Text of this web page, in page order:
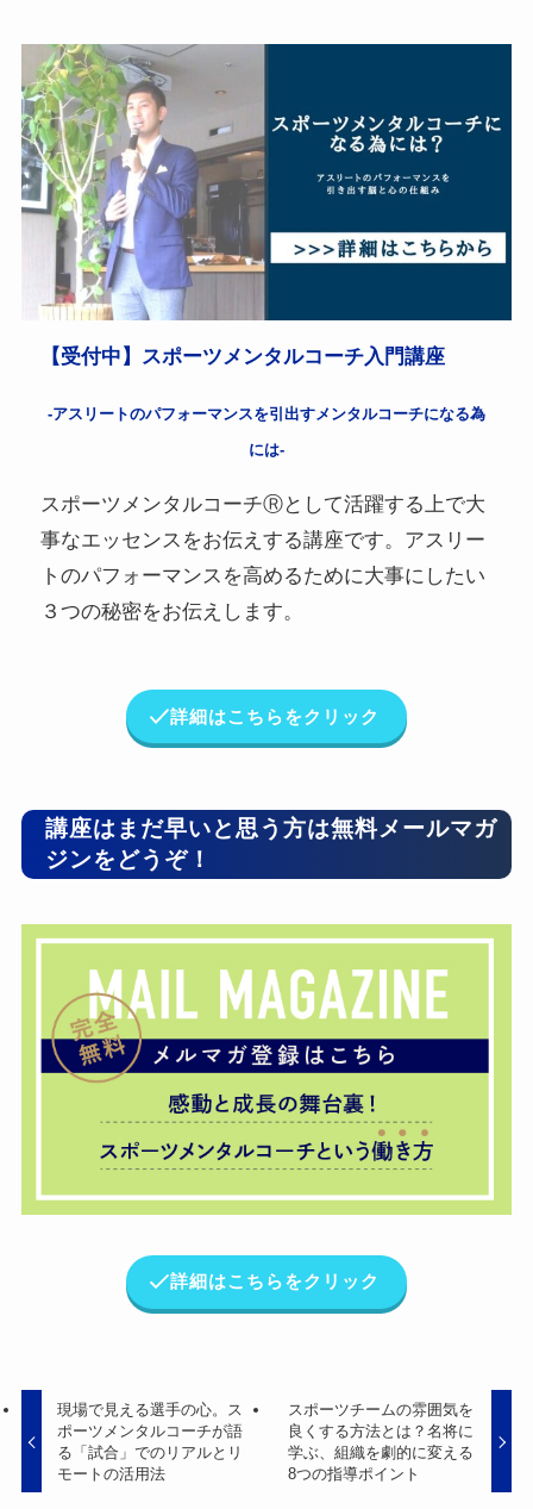
【受付中】スポーツメンタルコーチ入門講座
-アスリートのパフォーマンスを引出すメンタルコーチになる為
には-
スポーツメンタルコーチⓇとして活躍する上で大
事なエッセンスをお伝えする講座です。アスリー
トのパフォーマンスを高めるために大事にしたい
３つの秘密をお伝えします。
詳細はこちらをクリック
講座はまだ早いと思う方は無料メールマガ
ジンをどうぞ！
詳細はこちらをクリック
現場で見える選手の心。ス
ポーツメンタルコーチが語
る「試合」でのリアルとリ
モートの活用法
スポーツチームの雰囲気を
良くする方法とは？名将に
学ぶ、組織を劇的に変える
8つの指導ポイント